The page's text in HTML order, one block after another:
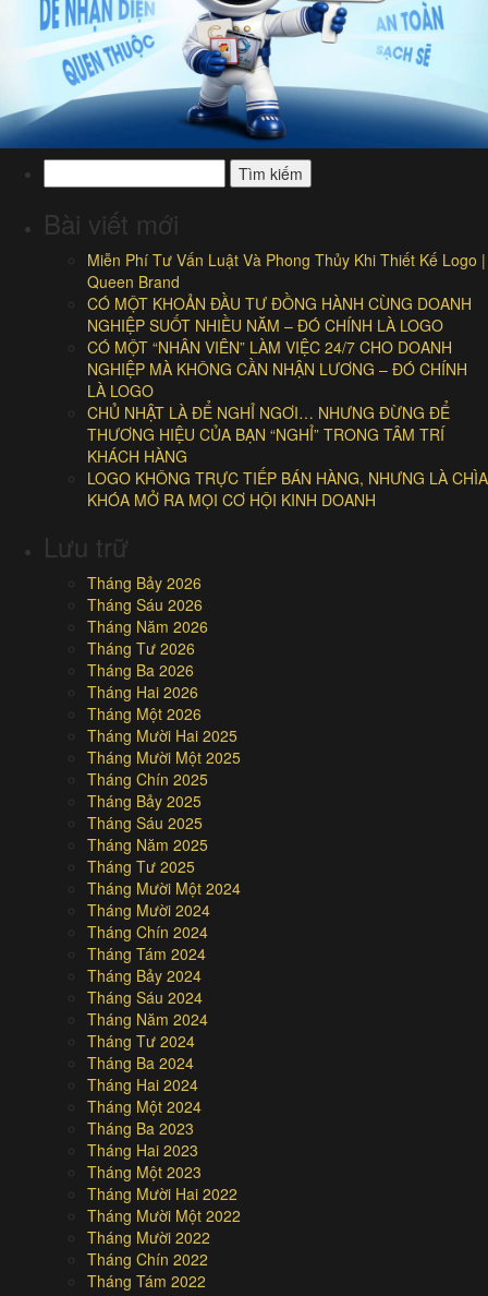
kiếm
cho:
Bài viết mới
Miễn Phí Tư Vấn Luật Và Phong Thủy Khi Thiết Kế Logo |
Queen Brand
CÓ MỘT KHOẢN ĐẦU TƯ ĐỒNG HÀNH CÙNG DOANH
NGHIỆP SUỐT NHIỀU NĂM – ĐÓ CHÍNH LÀ LOGO
CÓ MỘT “NHÂN VIÊN” LÀM VIỆC 24/7 CHO DOANH
NGHIỆP MÀ KHÔNG CẦN NHẬN LƯƠNG – ĐÓ CHÍNH
LÀ LOGO
CHỦ NHẬT LÀ ĐỂ NGHỈ NGƠI… NHƯNG ĐỪNG ĐỂ
THƯƠNG HIỆU CỦA BẠN “NGHỈ” TRONG TÂM TRÍ
KHÁCH HÀNG
LOGO KHÔNG TRỰC TIẾP BÁN HÀNG, NHƯNG LÀ CHÌA
KHÓA MỞ RA MỌI CƠ HỘI KINH DOANH
Lưu trữ
Tháng Bảy 2026
Tháng Sáu 2026
Tháng Năm 2026
Tháng Tư 2026
Tháng Ba 2026
Tháng Hai 2026
Tháng Một 2026
Tháng Mười Hai 2025
Tháng Mười Một 2025
Tháng Chín 2025
Tháng Bảy 2025
Tháng Sáu 2025
Tháng Năm 2025
Tháng Tư 2025
Tháng Mười Một 2024
Tháng Mười 2024
Tháng Chín 2024
Tháng Tám 2024
Tháng Bảy 2024
Tháng Sáu 2024
Tháng Năm 2024
Tháng Tư 2024
Tháng Ba 2024
Tháng Hai 2024
Tháng Một 2024
Tháng Ba 2023
Tháng Hai 2023
Tháng Một 2023
Tháng Mười Hai 2022
Tháng Mười Một 2022
Tháng Mười 2022
Tháng Chín 2022
Tháng Tám 2022